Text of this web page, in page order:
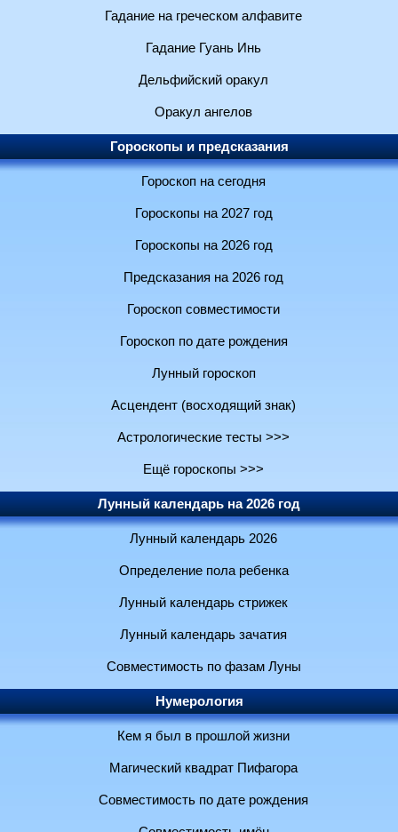
Гадание на греческом алфавите
Гадание Гуань Инь
Дельфийский оракул
Оракул ангелов
Гороскопы и предсказания
Гороскоп на сегодня
Гороскопы на 2027 год
Гороскопы на 2026 год
Предсказания на 2026 год
Гороскоп совместимости
Гороскоп по дате рождения
Лунный гороскоп
Асцендент (восходящий знак)
Астрологические тесты >>>
Ещё гороскопы >>>
Лунный календарь на 2026 год
Лунный календарь 2026
Определение пола ребенка
Лунный календарь стрижек
Лунный календарь зачатия
Совместимость по фазам Луны
Нумерология
Кем я был в прошлой жизни
Магический квадрат Пифагора
Совместимость по дате рождения